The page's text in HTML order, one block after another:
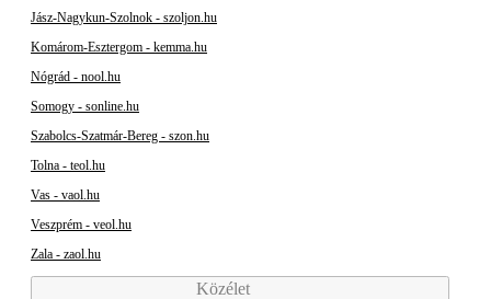
Jász-Nagykun-Szolnok - szoljon.hu
Komárom-Esztergom - kemma.hu
Nógrád - nool.hu
Somogy - sonline.hu
Szabolcs-Szatmár-Bereg - szon.hu
Tolna - teol.hu
Vas - vaol.hu
Veszprém - veol.hu
Zala - zaol.hu
Közélet